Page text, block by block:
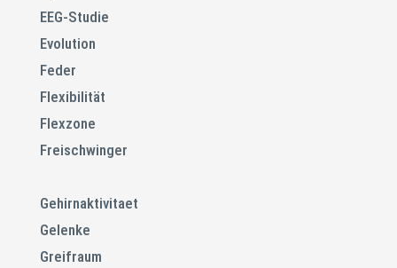
EEG-Studie
Evolution
Feder
Flexibilität
Flexzone
Freischwinger
Gehirnaktivitaet
Gelenke
Greifraum